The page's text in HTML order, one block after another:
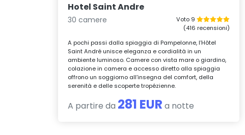
Hotel Saint Andre
30 camere
Voto 9
(416 recensioni)
A pochi passi dalla spiaggia di Pampelonne, l’Hôtel
Saint André unisce eleganza e cordialità in un
ambiente luminoso. Camere con vista mare o giardino,
colazione in camera e accesso diretto alla spiaggia
offrono un soggiorno all’insegna del comfort, della
serenità e delle scoperte tropézienne.
A partire da 281 EUR a notte